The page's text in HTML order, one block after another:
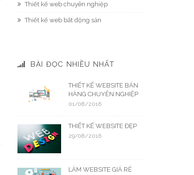
Thiết kế web chuyên nghiệp
Thiết kế web bất động sản
BÀI ĐỌC NHIỀU NHẤT
THIẾT KẾ WEBSITE BÁN
HÀNG CHUYÊN NGHIỆP
01/08/2016
THIẾT KẾ WEBSITE ĐẸP
29/08/2016
LÀM WEBSITE GIÁ RẺ